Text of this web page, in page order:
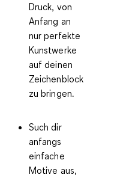
Druck, von
Anfang an
nur perfekte
Kunstwerke
auf deinen
Zeichenblock
zu bringen.
Such dir
anfangs
einfache
Motive aus,